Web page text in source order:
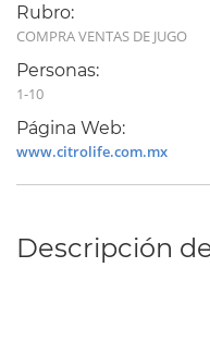
Rubro:
COMPRA VENTAS DE JUGO
Personas:
1-10
Página Web:
www.citrolife.com.mx
Descripción